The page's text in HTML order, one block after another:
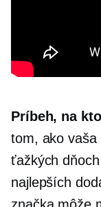
Príbeh, na
tom, ako vaša
ťažkých
najlepších